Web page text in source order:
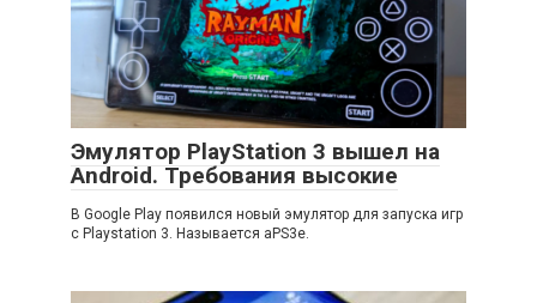
Эмулятор PlayStation 3 вышел на
Android. Требования высокие
В Google Play появился новый эмулятор для запуска игр
с Playstation 3. Называется aPS3e.